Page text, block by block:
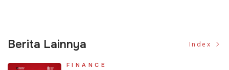
Berita Lainnya Index
FINANCE